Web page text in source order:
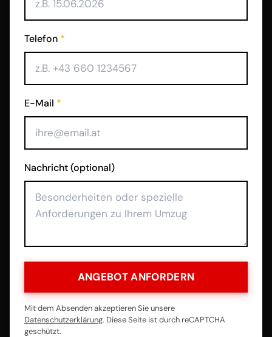
Telefon *
E-Mail *
Nachricht (optional)
ANGEBOT ANFORDERN
Mit dem Absenden akzeptieren Sie unsere
Datenschutzerklärung. Diese Seite ist durch reCAPTCHA
geschützt.